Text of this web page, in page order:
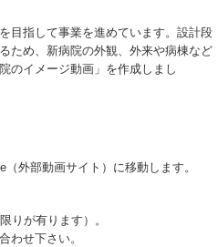
目指して事業を進めています。設計段
ため、新病院の外観、外来や病棟など
のイメージ動画」を作成しまし
外部動画サイト）に移動します。
りが有ります）。
わせ下さい。